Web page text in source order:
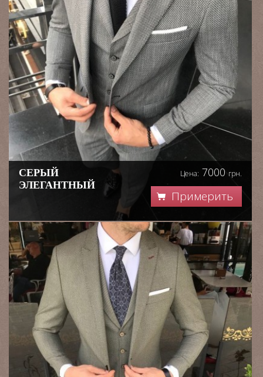
СЕРЫЙ
ЭЛЕГАНТНЫЙ
КОСТЮМ ЖЕНИХА
Цена: 7000 грн.
Примерить